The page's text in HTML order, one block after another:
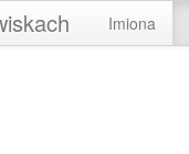
Imiona